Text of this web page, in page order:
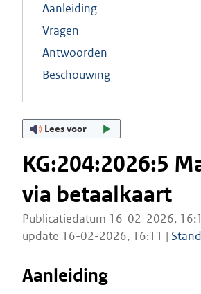
Aanleiding
Vragen
Antwoorden
Beschouwing
Lees voor
KG:204:2026:5
via betaalkaart
Publicatiedatum 16-02-2026,
update 16-02-2026, 16:11 |
Aanleiding